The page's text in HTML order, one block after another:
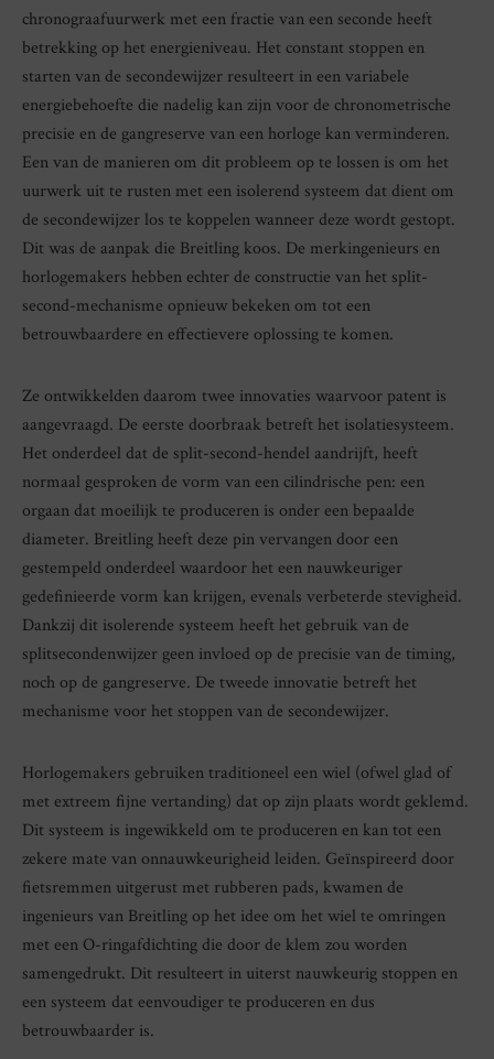
chronograafuurwerk met een fractie van een seconde heeft
betrekking op het energieniveau. Het constant stoppen en
starten van de secondewijzer resulteert in een variabele
energiebehoefte die nadelig kan zijn voor de chronometrische
precisie en de gangreserve van een horloge kan verminderen.
Een van de manieren om dit probleem op te lossen is om het
uurwerk uit te rusten met een isolerend systeem dat dient om
de secondewijzer los te koppelen wanneer deze wordt gestopt.
Dit was de aanpak die Breitling koos. De merkingenieurs en
horlogemakers hebben echter de constructie van het split-
second-mechanisme opnieuw bekeken om tot een
betrouwbaardere en effectievere oplossing te komen.
Ze ontwikkelden daarom twee innovaties waarvoor patent is
aangevraagd. De eerste doorbraak betreft het isolatiesysteem.
Het onderdeel dat de split-second-hendel aandrijft, heeft
normaal gesproken de vorm van een cilindrische pen: een
orgaan dat moeilijk te produceren is onder een bepaalde
diameter. Breitling heeft deze pin vervangen door een
gestempeld onderdeel waardoor het een nauwkeuriger
gedefinieerde vorm kan krijgen, evenals verbeterde stevigheid.
Dankzij dit isolerende systeem heeft het gebruik van de
splitsecondenwijzer geen invloed op de precisie van de timing,
noch op de gangreserve. De tweede innovatie betreft het
mechanisme voor het stoppen van de secondewijzer.
Horlogemakers gebruiken traditioneel een wiel (ofwel glad of
met extreem fijne vertanding) dat op zijn plaats wordt geklemd.
Dit systeem is ingewikkeld om te produceren en kan tot een
zekere mate van onnauwkeurigheid leiden. Geïnspireerd door
fietsremmen uitgerust met rubberen pads, kwamen de
ingenieurs van Breitling op het idee om het wiel te omringen
met een O-ringafdichting die door de klem zou worden
samengedrukt. Dit resulteert in uiterst nauwkeurig stoppen en
een systeem dat eenvoudiger te produceren en dus
betrouwbaarder is.